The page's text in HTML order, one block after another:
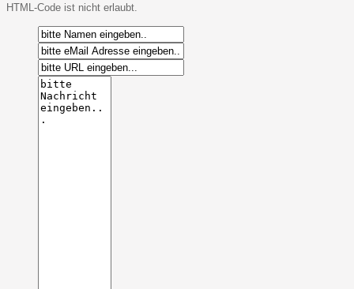
HTML-Code ist nicht erlaubt.